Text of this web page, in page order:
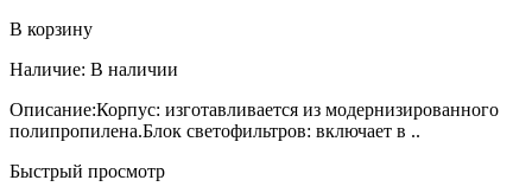
В корзину
Наличие: В наличии
Описание:Корпус: изготавливается из модернизированного
полипропилена.Блок светофильтров: включает в ..
Быстрый просмотр